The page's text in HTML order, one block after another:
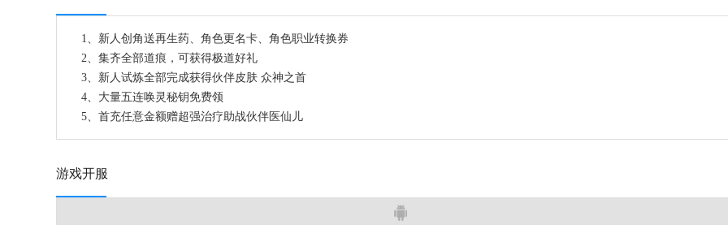
1、新人创角送再生药、角色更名卡、角色职业转换券
2、集齐全部道痕，可获得极道好礼
3、新人试炼全部完成获得伙伴皮肤 众神之首
4、大量五连唤灵秘钥免费领
5、首充任意金额赠超强治疗助战伙伴医仙儿
游戏开服